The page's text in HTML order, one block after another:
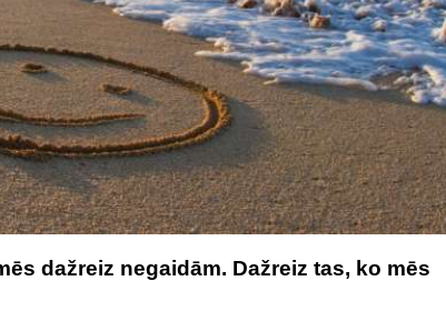
dažreiz negaidām. Dažreiz tas, ko mēs